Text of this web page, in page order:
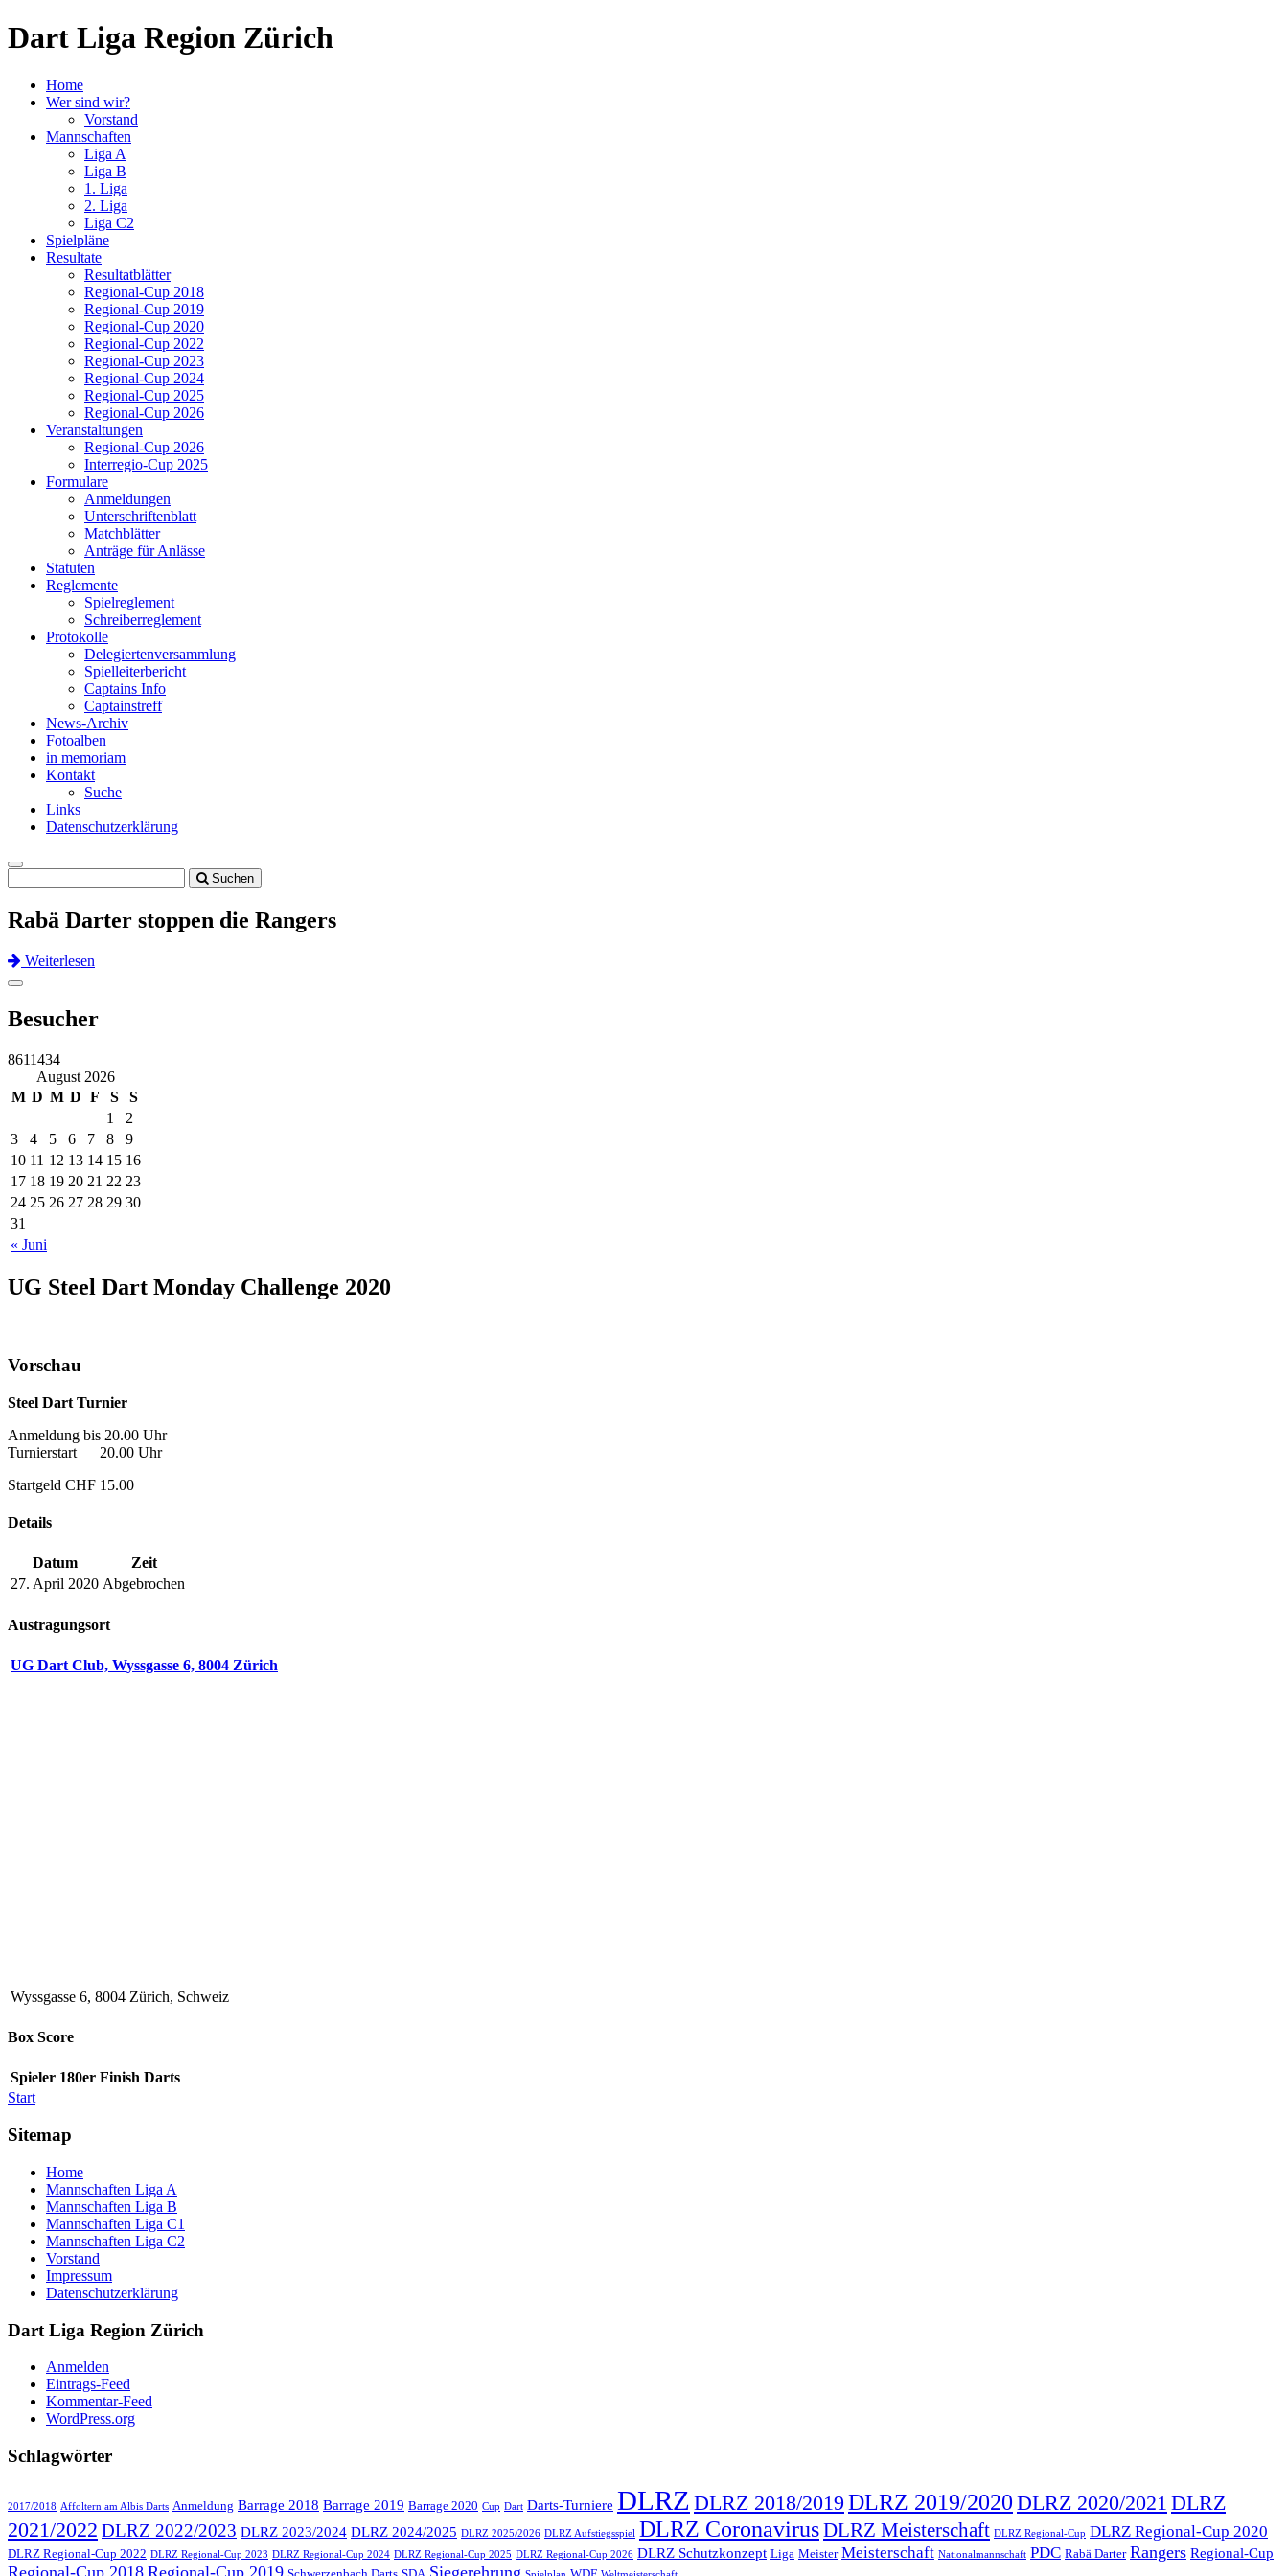
Dart Liga Region Zürich
Home
Wer sind wir?
Vorstand
Mannschaften
Liga A
Liga B
1. Liga
2. Liga
Liga C2
Spielpläne
Resultate
Resultatblätter
Regional-Cup 2018
Regional-Cup 2019
Regional-Cup 2020
Regional-Cup 2022
Regional-Cup 2023
Regional-Cup 2024
Regional-Cup 2025
Regional-Cup 2026
Veranstaltungen
Regional-Cup 2026
Interregio-Cup 2025
Formulare
Anmeldungen
Unterschriftenblatt
Matchblätter
Anträge für Anlässe
Statuten
Reglemente
Spielreglement
Schreiberreglement
Protokolle
Delegiertenversammlung
Spielleiterbericht
Captains Info
Captainstreff
News-Archiv
Fotoalben
in memoriam
Kontakt
Suche
Links
Datenschutzerklärung
Toggle
navigation
Suchen
Rabä Darter stoppen die Rangers
Weiterlesen
Previous
Next
Toggle
Besucher
8611434
August 2026
M D M D F S S
« Juni
1
2
3
4 5 6 7 8
9
10 11 12 13 14 15 16
17 18 19 20 21 22 23
24 25 26 27 28 29 30
31
UG Steel Dart Monday Challenge 2020
Vorschau
Steel Dart Turnier
Anmeldung bis 20.00 Uhr
Turnierstart 20.00 Uhr
Startgeld CHF 15.00
Details
Datum
Zeit
27. April 2020 Abgebrochen
Austragungsort
UG Dart Club, Wyssgasse 6, 8004 Zürich
Wyssgasse 6, 8004 Zürich, Schweiz
Box Score
Spieler 180er Finish Darts
Start
Sitemap
Home
Mannschaften Liga A
Mannschaften Liga B
Mannschaften Liga C1
Mannschaften Liga C2
Vorstand
Impressum
Datenschutzerklärung
Dart Liga Region Zürich
Anmelden
Eintrags-Feed
Kommentar-Feed
WordPress.org
Schlagwörter
2017/2018 Affoltern am Albis Darts Anmeldung Barrage 2018 Barrage 2019 Barrage 2020 Cup Dart Darts-Turniere DLRZ DLRZ 2018/2019 DLRZ 2019/2020 DLRZ 2020/2021 DLRZ
2021/2022 DLRZ 2022/2023 DLRZ 2023/2024 DLRZ 2024/2025 DLRZ 2025/2026 DLRZ Aufstiegsspiel DLRZ CoronavirusDLRZ Meisterschaft DLRZ Regional-Cup DLRZ Regional-Cup 2020
DLRZ Regional-Cup 2022 DLRZ Regional-Cup 2023 DLRZ Regional-Cup 2024 DLRZ Regional-Cup 2025 DLRZ Regional-Cup 2026 DLRZ Schutzkonzept Liga Meister Meisterschaft Nationalmannschaft PDC Rabä Darter Rangers Regional-Cup
Regional-Cup 2018 Regional-Cup 2019 Siegerehrung